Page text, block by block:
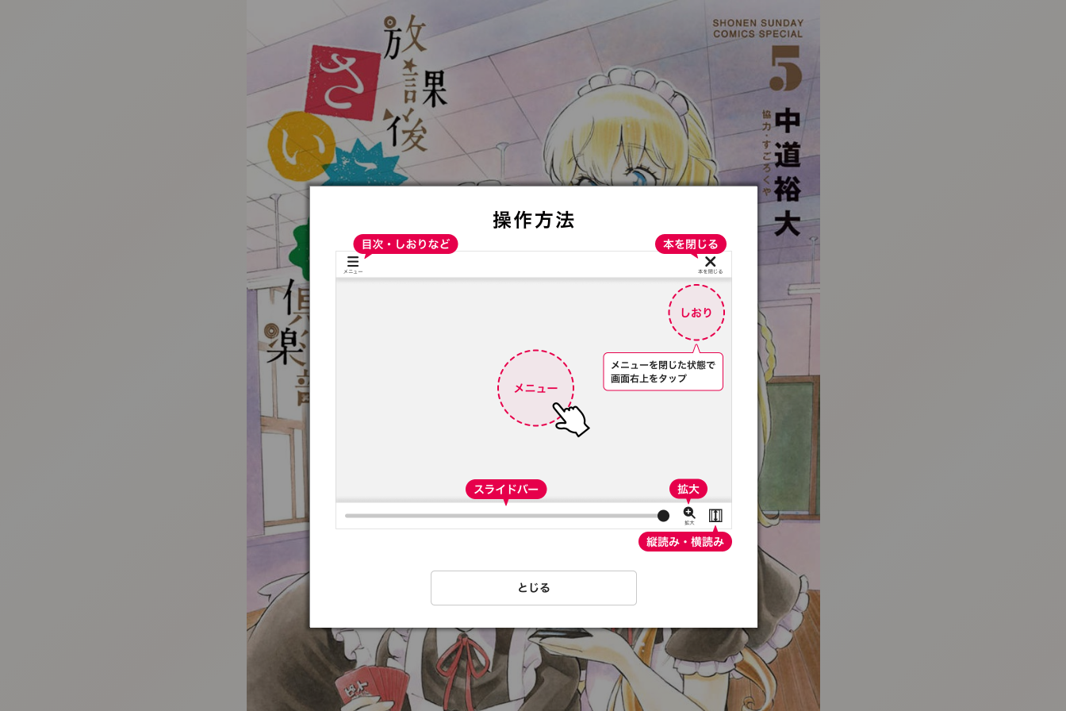
:692.15.692.54:t-vnqp.lunrzsdszk.vn.oi
:692.15.692.54:t-vnqp.lunrzsdszk.vn.oi :692.15.692.54:t-vnqp.lunrzsdszk.vn.oi